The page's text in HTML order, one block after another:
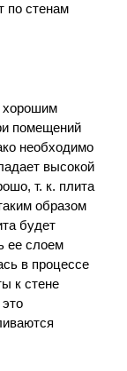
по стенам
хорошим
помещений
необходимо
высокой
т. к. плита
образом
будет
ее слоем
в процессе
к стене